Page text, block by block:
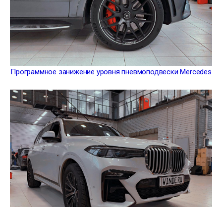
Программное занижение уровня пневмоподвески Mercedes